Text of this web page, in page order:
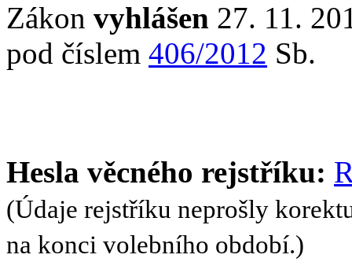
Zákon vyhlášen 27. 11.
pod číslem 406/2012 Sb.
Hesla věcného rejstříku:
(Údaje rejstříku neprošly
na konci volebního období.)